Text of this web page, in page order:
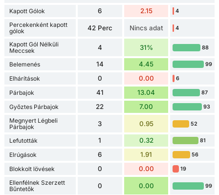
Kapott Gólok 6 2.15 4
Percekenként kapott
gólok
42 Perc Nincs adat 4
Kapott Gól Nélküli
Meccsek
4 31% 88
Belemenés 14 4.45 99
Elhárítások 0 0.00 6
Párbajok 41 13.04 87
Győztes Párbajok 22 7.00 93
Megnyert Légbeli
Párbajok
3 0.95 52
Lefutották 1 0.32 81
Elrúgások 6 1.91 56
Blokkolt lövések 0 0.00 19
Ellenfélnek Szerzett
Bűntetők
0 0.00 99